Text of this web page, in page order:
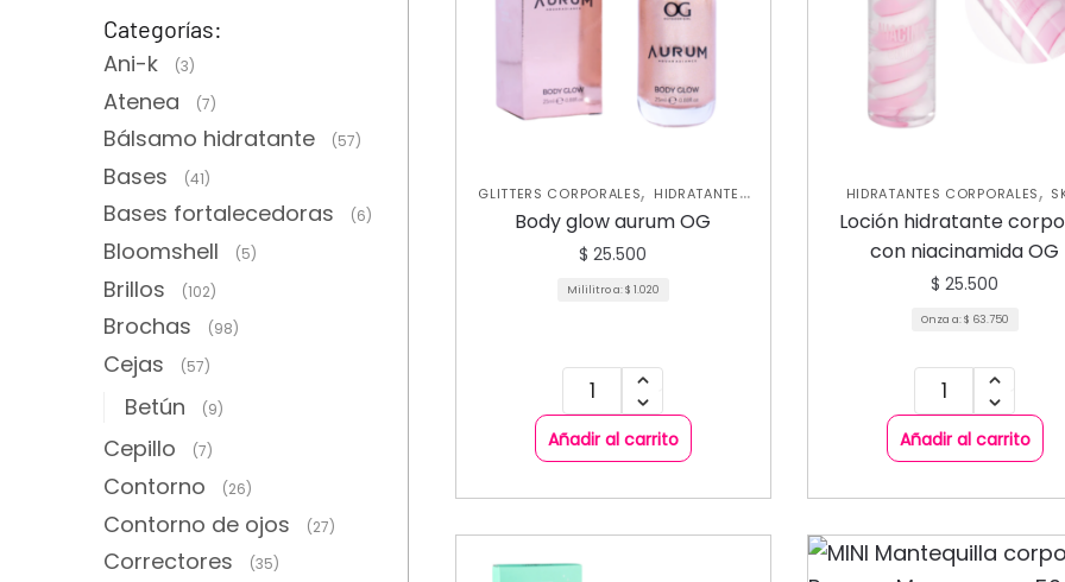
GLITTERS CORPORALES, HIDRATANTES
CORPORALES,ILUMINADORES,SKIN
CARE CORPORAL
Body glow aurum OG
$ 25.500
Mililitro a:$ 1.020
Añadir al carrito
HIDRATANTES CORPORALES,
CARE CORPORAL
Loción hidratante
con niacinamida OG
$ 25.500
Onza a:$ 63.750
Añadir al carrito
Categorías:
Ani-k (3)
Atenea (7)
Bálsamo hidratante (57)
Bases (41)
Bases fortalecedoras (6)
Bloomshell (5)
Brillos (102)
Brochas (98)
Cejas (57)
Betún (9)
Cepillo (7)
Contorno (26)
Contorno de ojos (27)
Correctores (35)